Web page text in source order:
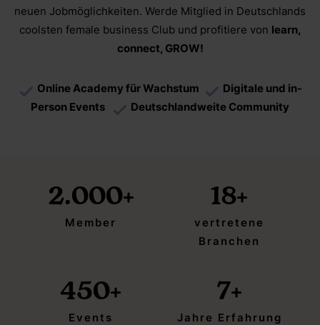
neuen Jobmöglichkeiten. Werde Mitglied in Deutschlands
coolsten female business Club und profitiere von learn,
connect, GROW!
Online Academy für Wachstum
Digitale und in-
Person Events
Deutschlandweite Community
2.000+
Member
18+
vertretene
Branchen
450+
Events
7+
Jahre Erfahrung